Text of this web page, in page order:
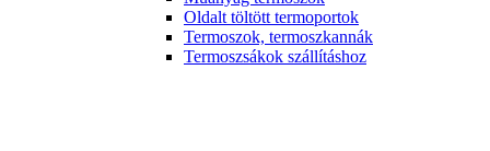
Oldalt töltött termoportok
Termoszok, termoszkannák
Termoszsákok szállításhoz